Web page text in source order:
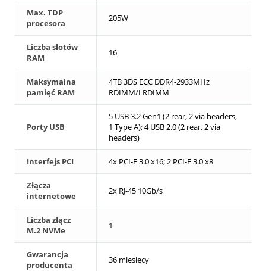
Max. TDP
procesora
205W
Liczba slotów
RAM
16
Maksymalna
pamięć RAM
4TB 3DS ECC DDR4-2933MHz
RDIMM/LRDIMM
Porty USB
5 USB 3.2 Gen1 (2 rear, 2 via headers,
1 Type A); 4 USB 2.0 (2 rear, 2 via
headers)
Interfejs PCI 4x PCI-E 3.0 x16; 2 PCI-E 3.0 x8
Złącza
internetowe
2x RJ-45 10Gb/s
Liczba złącz
M.2 NVMe
1
Gwarancja
producenta
36 miesięcy